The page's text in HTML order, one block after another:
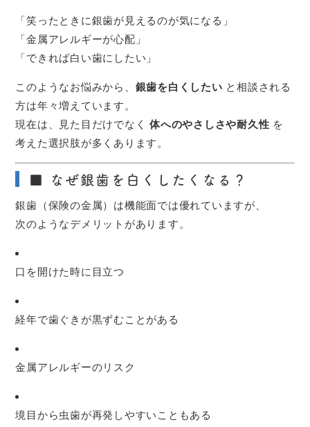
「笑ったときに銀歯が見えるのが気になる」
「金属アレルギーが心配」
「できれば白い歯にしたい」
このようなお悩みから、 銀歯を白くしたい と相談される
方は年々増えています。
現在は、見た目だけでなく体へのやさしさや耐久性 を
考えた選択肢が多くあります。
■ なぜ銀歯を白くしたくなる？
銀歯（保険の金属）は機能面では優れていますが、
次のようなデメリットがあります。
口を開けた時に目立つ
経年で歯ぐきが黒ずむことがある
金属アレルギーのリスク
境目から虫歯が再発しやすいこともある